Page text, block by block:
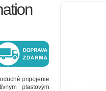
pripojenie
plastovým